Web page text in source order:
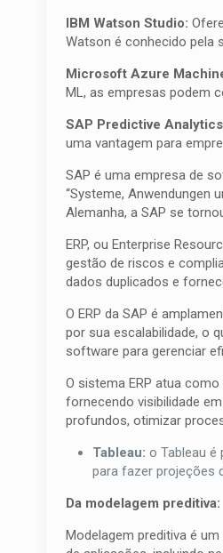
IBM Watson Studio:
Watson é conhecido pela
Microsoft Azure
ML, as empresas podem
SAP Predictive
uma vantagem para
SAP é uma empresa de
“Systeme, Anwendungen
Alemanha, a SAP se
ERP, ou Enterprise
gestão de riscos e
dados duplicados e
O ERP da SAP é
por sua escalabilidade, o
software para gerenciar
O sistema ERP atua
fornecendo visibilidade
profundos, otimizar
Tableau: o Tableau é
para fazer projeções
Da modelagem preditiva:
Modelagem preditiva é